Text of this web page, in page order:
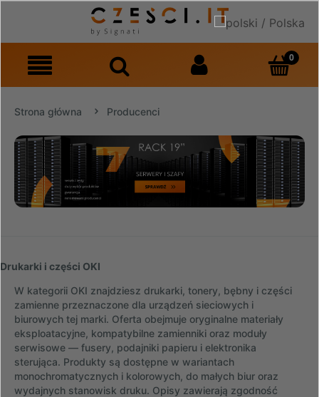
Strona główna Producenci
Drukarki i części OKI
W kategorii OKI znajdziesz drukarki, tonery, bębny i części
zamienne przeznaczone dla urządzeń sieciowych i
biurowych tej marki. Oferta obejmuje oryginalne materiały
eksploatacyjne, kompatybilne zamienniki oraz moduły
serwisowe — fusery, podajniki papieru i elektronika
sterująca. Produkty są dostępne w wariantach
monochromatycznych i kolorowych, do małych biur oraz
wydajnych stanowisk druku. Opisy zawierają zgodność